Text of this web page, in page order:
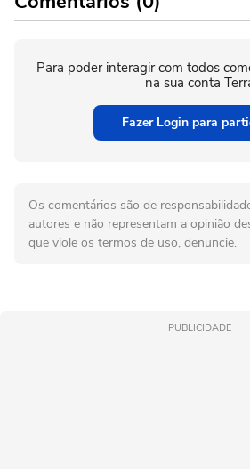
Para poder interagir com todos
na sua conta
Fazer Login para
Os comentários são de
autores e não representam a opinião
que viole os termos de uso, denuncie.
PUBLICIDADE